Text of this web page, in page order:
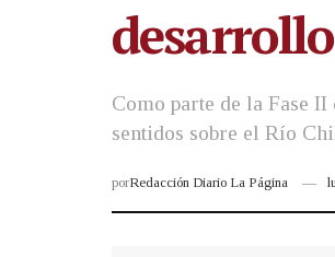
Como parte de la Fase
sentidos sobre el Río
porRedacción Diario La Página